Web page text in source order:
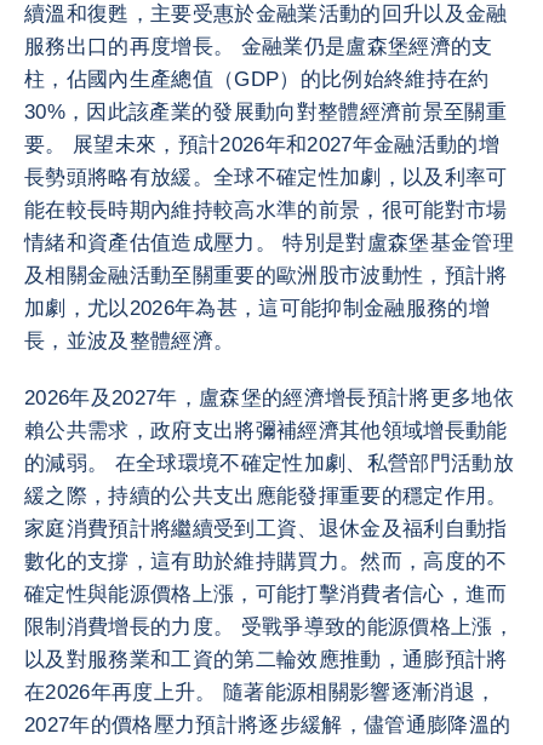
續溫和復甦，主要受惠於金融業活動的回升以及金融
服務出口的再度增長。 金融業仍是盧森堡經濟的支
柱，佔國內生產總值（GDP）的比例始終維持在約
30%，因此該產業的發展動向對整體經濟前景至關重
要。 展望未來，預計2026年和2027年金融活動的增
長勢頭將略有放緩。全球不確定性加劇，以及利率可
能在較長時期內維持較高水準的前景，很可能對市場
情緒和資產估值造成壓力。 特別是對盧森堡基金管理
及相關金融活動至關重要的歐洲股市波動性，預計將
加劇，尤以2026年為甚，這可能抑制金融服務的增
長，並波及整體經濟。
2026年及2027年，盧森堡的經濟增長預計將更多地依
賴公共需求，政府支出將彌補經濟其他領域增長動能
的減弱。 在全球環境不確定性加劇、私營部門活動放
緩之際，持續的公共支出應能發揮重要的穩定作用。
家庭消費預計將繼續受到工資、退休金及福利自動指
數化的支撐，這有助於維持購買力。然而，高度的不
確定性與能源價格上漲，可能打擊消費者信心，進而
限制消費增長的力度。 受戰爭導致的能源價格上漲，
以及對服務業和工資的第二輪效應推動，通膨預計將
在2026年再度上升。 隨著能源相關影響逐漸消退，
2027年的價格壓力預計將逐步緩解，儘管通膨降溫的